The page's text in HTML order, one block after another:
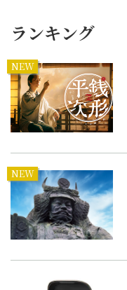
ランキング
NEW
NEW